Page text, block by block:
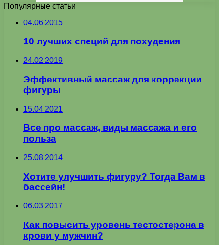
Популярные статьи
04.06.2015
10 лучших специй для похудения
24.02.2019
Эффективный массаж для коррекции
фигуры
15.04.2021
Все про массаж, виды массажа и его
польза
25.08.2014
Хотите улучшить фигуру? Тогда Вам в
бассейн!
06.03.2017
Как повысить уровень тестостерона в
крови у мужчин?